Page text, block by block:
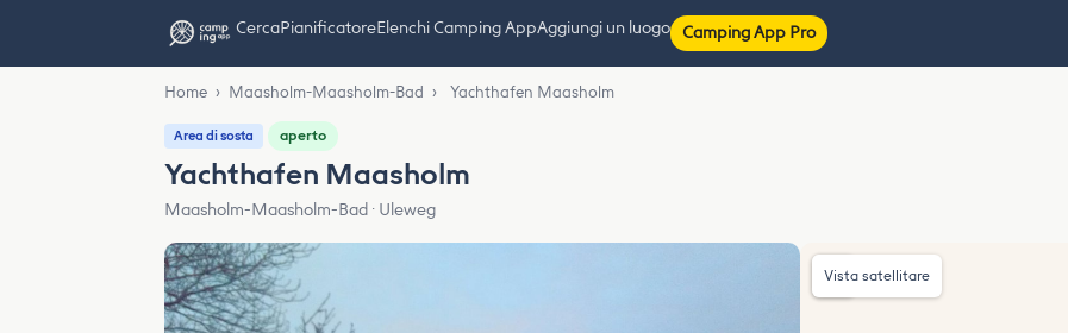
CercaPianificatoreElenchi Camping AppAggiungi un luogo Camping App Pro
Home › Maasholm-Maasholm-Bad › Yachthafen Maasholm
Area di sosta aperto
Yachthafen Maasholm
Maasholm-Maasholm-Bad · Uleweg
Vista satellitare